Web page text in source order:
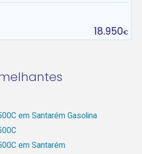
18.950€
em Santarém Gasolina
em Santarém